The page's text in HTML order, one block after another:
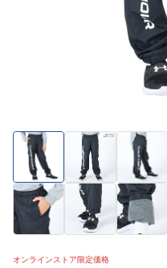
オンラインストア限定価格